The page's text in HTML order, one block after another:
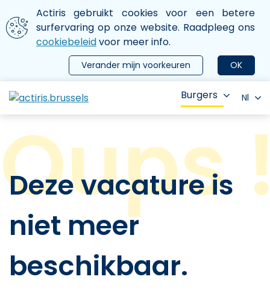
Aller au contenu principal
We gebruiken cookies
Actiris gebruikt cookies voor een betere
surfervaring op onze website. Raadpleeg ons
cookiebeleidvoor meer info.
OK
Verander mijn voorkeuren
le menu
Burgers Nl
Deze vacature is
niet meer
beschikbaar.